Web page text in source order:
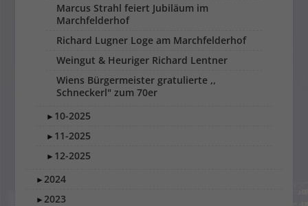
Marcus Strahl feiert Jubiläum im
Marchfelderhof
Richard Lugner Loge am Marchfelderhof
Weingut & Heuriger Richard Lentner
Wiens Bürgermeister gratulierte ,,
Schneckerl" zum 70er
► 10-2025
► 11-2025
► 12-2025
►2024
►2023